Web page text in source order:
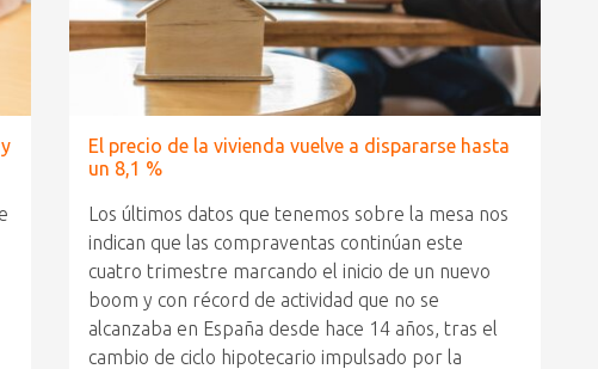
El precio de la vivienda vuelve a dispararse hasta
un 8,1 %
Los últimos datos que tenemos sobre la mesa nos
indican que las compraventas continúan este
cuatro trimestre marcando el inicio de un nuevo
boom y con récord de actividad que no se
alcanzaba en España desde hace 14 años, tras el
cambio de ciclo hipotecario impulsado por la